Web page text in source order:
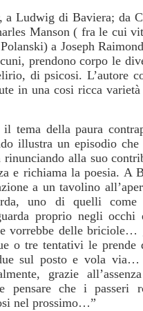
a Ludwig di Baviera; da
Manson ( fra le cui
a Joseph
prendono corpo le
di psicosi. L’autore
in una cosi ricca
il tema della paura
illustra un episodio
rinunciando alla suo
e richiama la poesia. A
a un tavolino
uno di quelli come
proprio negli occhi
vorrebbe delle briciole…
o tre tentativi le prende
sul posto e vola
grazie
pensare che i passeri
nel prossimo…”